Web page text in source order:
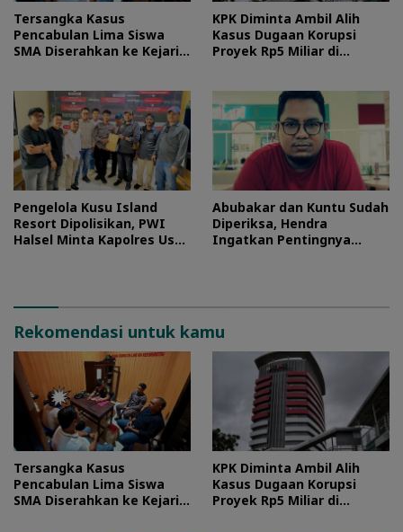
Tersangka Kasus
Pencabulan Lima Siswa
SMA Diserahkan ke Kejari
KPK Diminta Ambil Alih
Kasus Dugaan Korupsi
Proyek Rp5 Miliar di
Pengelola Kusu Island
Resort Dipolisikan, PWI
Halsel Minta Kapolres Usut
Abubakar dan Kuntu Sudah
Diperiksa, Hendra
Ingatkan Pentingnya
Rekomendasi untuk kamu
Tersangka Kasus
Pencabulan Lima Siswa
SMA Diserahkan ke Kejari
KPK Diminta Ambil Alih
Kasus Dugaan Korupsi
Proyek Rp5 Miliar di